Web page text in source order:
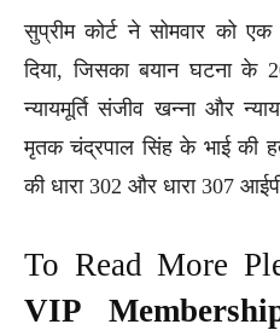
सुप्रीम कोर्ट ने सोमवार को
दिया, जिसका बयान घटना के
न्यायमूर्ति संजीव खन्ना और
मृतक चंद्रपाल सिंह के भाई की
की धारा 302 और धारा 307
To Read More
VIP